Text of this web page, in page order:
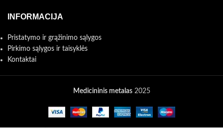
INFORMACIJA
Pristatymo ir grąžinimo sąlygos
Pirkimo sąlygos ir taisyklės
Kontaktai
Medicininis metalas2025